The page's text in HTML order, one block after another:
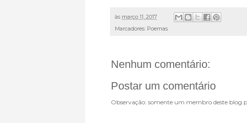
às março 11, 2017
Marcadores: Poemas
Nenhum comentário:
Postar um comentário
Observação: somente um membro deste blog